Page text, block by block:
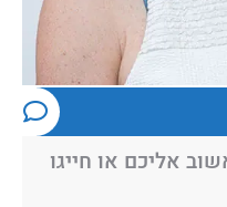
אליכם או חייגו